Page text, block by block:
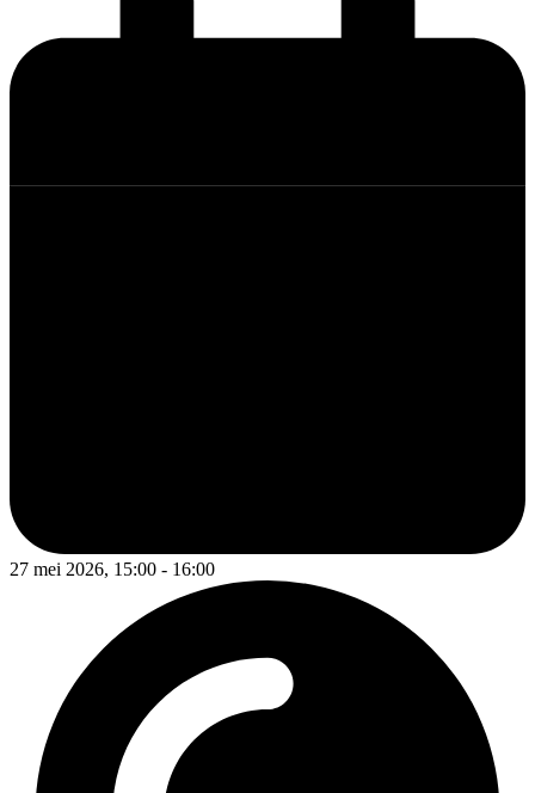
27 mei 2026, 15:00 - 16:00